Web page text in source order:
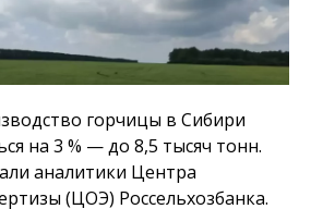
горчицы в Сибири
на 3 % — до 8,5 тысяч тонн.
аналитики Центра
(ЦОЭ) Россельхозбанка.